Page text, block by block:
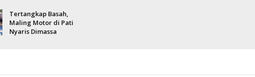
Tertangkap Basah,
Maling Motor di Pati
Nyaris Dimassa